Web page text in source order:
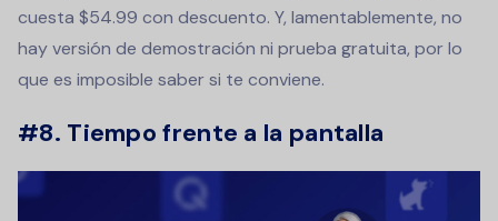
cuesta $54.99 con descuento. Y, lamentablemente, no
hay versión de demostración ni prueba gratuita, por lo
que es imposible saber si te conviene.
#8. Tiempo frente a la pantalla